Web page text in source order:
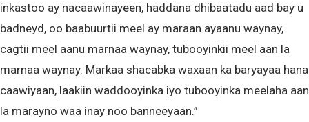
inkastoo ay nacaawinayeen, haddana dhibaatadu aad bay u
badneyd, oo baabuurtii meel ay maraan ayaanu waynay,
cagtii meel aanu marnaa waynay, tubooyinkii meel aan la
marnaa waynay. Markaa shacabka waxaan ka baryayaa hana
caawiyaan, laakiin waddooyinka iyo tubooyinka meelaha aan
la marayno waa inay noo banneeyaan.”